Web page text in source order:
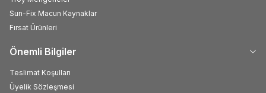
Sun-Fix Macun Kaynaklar
Fırsat Ürünleri
Önemli Bilgiler
Teslimat Koşulları
Üyelik Sözleşmesi